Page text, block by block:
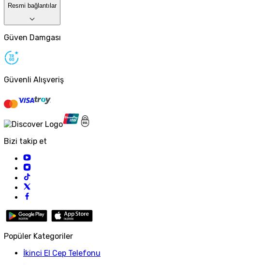
Resmi bağlantılar
Güven Damgası
Güvenli Alışveriş
Bizi takip et
Popüler Kategoriler
İkinci El Cep Telefonu